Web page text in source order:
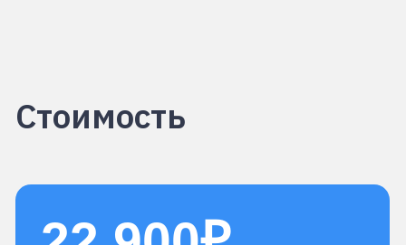
подходит, мы оформим возврат денежных
обучения.